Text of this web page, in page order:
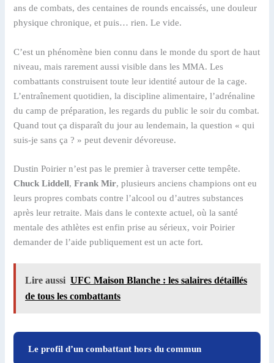
ans de combats, des centaines de rounds encaissés, une douleur
physique chronique, et puis… rien. Le vide.
C’est un phénomène bien connu dans le monde du sport de haut
niveau, mais rarement aussi visible dans les MMA. Les
combattants construisent toute leur identité autour de la cage.
L’entraînement quotidien, la discipline alimentaire, l’adrénaline
du camp de préparation, les regards du public le soir du combat.
Quand tout ça disparaît du jour au lendemain, la question « qui
suis-je sans ça ? » peut devenir dévoreuse.
Dustin Poirier n’est pas le premier à traverser cette tempête.
Chuck Liddell,Frank Mir, plusieurs anciens champions ont eu
leurs propres combats contre l’alcool ou d’autres substances
après leur retraite. Mais dans le contexte actuel, où la santé
mentale des athlètes est enfin prise au sérieux, voir Poirier
demander de l’aide publiquement est un acte fort.
Lire aussi UFC Maison Blanche : les salaires détaillés
de tous les combattants
Le profil d’un combattant hors du commun